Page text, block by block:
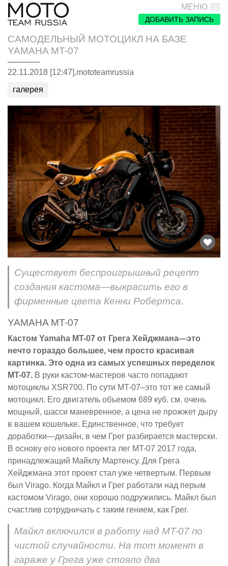
МЕНЮ
ДОБАВИТЬ ЗАПИСЬ
САМОДЕЛЬНЫЙ МОТОЦИКЛ НА БАЗЕ
YAMAHA MT-07
22.11.2018 [12:47],mototeamrussia
галерея
Существует беспроигрышный рецепт
создания кастома—выкрасить его в
фирменные цвета Кенни Робертса.
YAMAHA MT-07
Кастом Yamaha MT-07 от Грега Хейджмана—это
нечто гораздо большее, чем просто красивая
картинка. Это одна из самых успешных переделок
MT-07. В руки кастом-мастеров часто попадают
мотоциклы XSR700. По сути MT-07–это тот же самый
мотоцикл. Его двигатель объемом 689 куб. см. очень
мощный, шасси маневренное, а цена не прожжет дыру
в вашем кошельке. Единственное, что требует
доработки—дизайн, в чем Грег разбирается мастерски.
В основу его нового проекта лег MT-07 2017 года,
принадлежащий Майклу Мартенсу. Для Грега
Хейджмана этот проект стал уже четвертым. Первым
был Virago. Когда Майкл и Грег работали над перым
кастомом Virago, они хорошо подружились. Майкл был
счастлив сотрудничать с таким гением, как Грег.
Майкл включился в работу над MT-07 по
чистой случайности. На тот момент в
гараже у Грега уже стояло два